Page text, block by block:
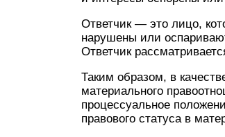
Ответчик — это лицо,
нарушены или
Ответчик
Таким образом, в
материального
процессуальное
правового статуса в